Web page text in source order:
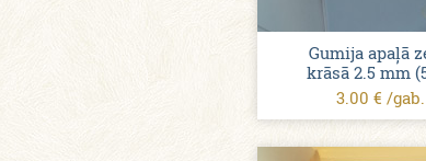
Gumija apaļā
krāsā 2.5 mm
3.00 € /gab.